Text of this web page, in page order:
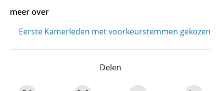
meer over
Eerste Kamerleden met voorkeurstemmen gekozen
Delen